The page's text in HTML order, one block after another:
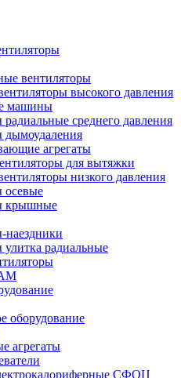
вентиляторы
высокого давления
машины
среднего давления
дымоудаления
агрегаты
для вытяжки
низкого давления
осевые
крышные
наездники
радиальные
оборудование
агрегаты
СФОЦ